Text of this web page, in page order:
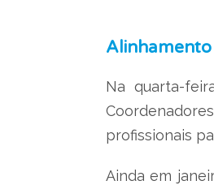
Na quarta-
profissionais
Ainda em